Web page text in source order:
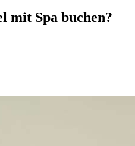
mit Spa buchen?